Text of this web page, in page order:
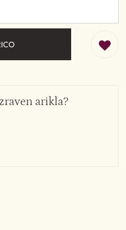
arikla?